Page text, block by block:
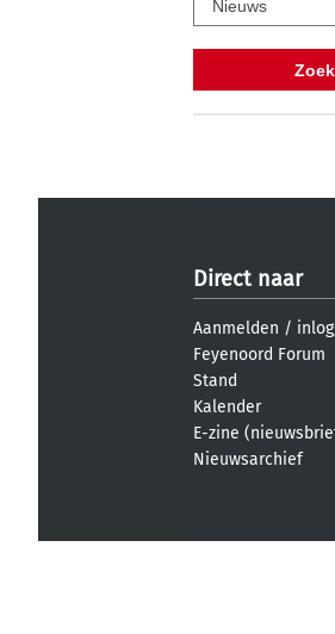
Direct naar
Aanmelden /
Feyenoord Forum
Stand
Kalender
E-zine
Nieuwsarchief